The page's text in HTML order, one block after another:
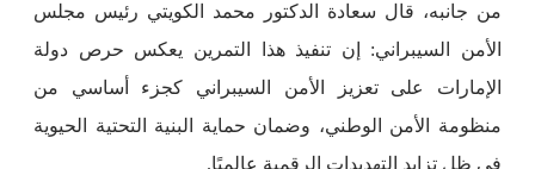
من جانبه، قال سعادة الدكتور محمد الكويتي رئيس مجلس
الأمن السيبراني: إن تنفيذ هذا التمرين يعكس حرص دولة
الإمارات على تعزيز الأمن السيبراني كجزء أساسي من
منظومة الأمن الوطني، وضمان حماية البنية التحتية الحيوية
في ظل تزايد التهديدات الرقمية عالميًا.